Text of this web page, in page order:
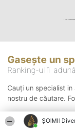
ŞOIMII
Gasește un
Ranking-ul îi
Cauți un specialist
nostru de căutare.